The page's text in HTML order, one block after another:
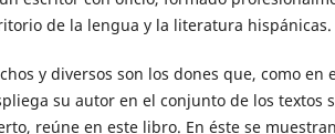
de la lengua y la literatura hispánicas.
y diversos son los dones que, como en
su autor en el conjunto de los textos
reúne en este libro. En éste se